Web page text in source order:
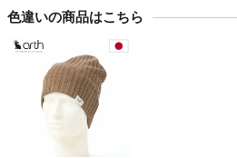
色違いの商品はこちら